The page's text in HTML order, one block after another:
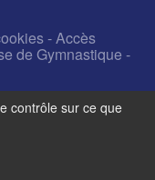
-Accès
de Gymnastique -
contrôle sur ce que